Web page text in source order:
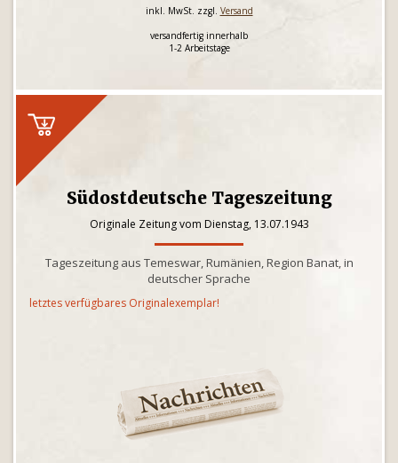
inkl. MwSt. zzgl. Versand
versandfertig innerhalb
1-2 Arbeitstage
Südostdeutsche Tageszeitung
Originale Zeitung vom Dienstag, 13.07.1943
Tageszeitung aus Temeswar, Rumänien, Region Banat, in
deutscher Sprache
letztes verfügbares Originalexemplar!